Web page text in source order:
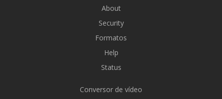
About
Security
Formatos
Help
Status
Conversor de vídeo